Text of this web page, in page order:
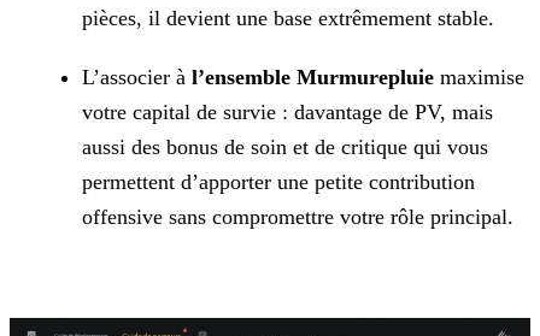
pièces, il devient une base extrêmement stable.
L’associer à l’ensemble Murmurepluie maximise
votre capital de survie : davantage de PV, mais
aussi des bonus de soin et de critique qui vous
permettent d’apporter une petite contribution
offensive sans compromettre votre rôle principal.